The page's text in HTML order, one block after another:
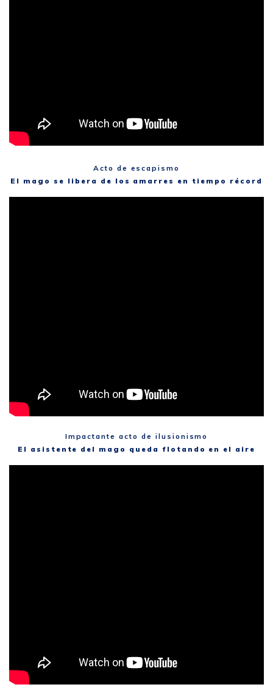
Acto de escapismo
El mago se libera de los amarres en tiempo récord
Impactante acto de ilusionismo
El asistente del mago queda flotando en el aire